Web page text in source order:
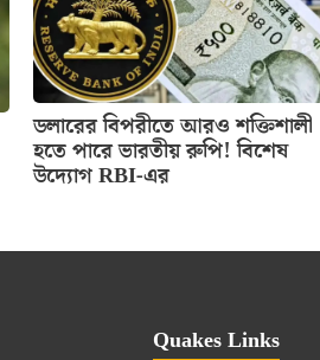
ডলারের বিপরীতে আরও শক্তিশালী
হতে পারে ভারতীয় রুপি! বিশেষ
উদ্যোগ RBI-এর
Quakes Links